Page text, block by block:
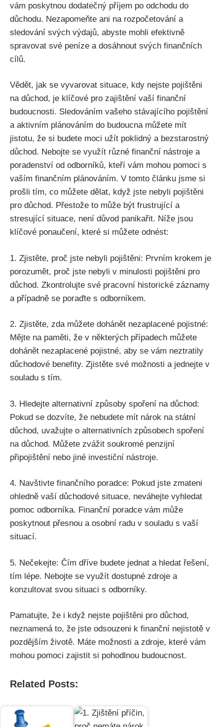
vám poskytnou dodatečný příjem po odchodu do
důchodu. Nezapomeňte ani na rozpočetování a
sledování svých výdajů, abyste mohli efektivně
spravovat své peníze a dosáhnout svých finančních
cílů.
Vědět, jak se vyvarovat situace, kdy nejste pojištěni
na důchod, je klíčové pro zajištění vaší finanční
budoucnosti. Sledováním vašeho stávajícího pojištění
a aktivním plánováním do budoucna můžete mít
jistotu, že si budete moci užít poklidný a bezstarostný
důchod. Nebojte se využít různé finanční nástroje a
poradenství od odborníků, kteří vám mohou pomoci s
vaším finančním plánováním. V tomto článku jsme si
prošli tím, co můžete dělat, když jste nebyli pojištěni
pro důchod. Přestože to může být frustrující a
stresující situace, není důvod panikařit. Níže jsou
klíčové ponaučení, které si můžete odnést:
1. Zjistěte, proč jste nebyli pojištěni: Prvním krokem je
porozumět, proč jste nebyli v minulosti pojištěni pro
důchod. Zkontrolujte své pracovní historické záznamy
a případně se poraďte s odborníkem.
2. Zjistěte, zda můžete dohánět nezaplacené pojistné:
Mějte na paměti, že v některých případech můžete
dohánět nezaplacené pojistné, aby se vám neztratily
důchodové benefity. Zjistěte své možnosti a jednejte v
souladu s tím.
3. Hledejte alternativní způsoby spoření na důchod:
Pokud se dozvíte, že nebudete mít nárok na státní
důchod, uvažujte o alternativních způsobech spoření
na důchod. Můžete zvážit soukromé penzijní
připojištění nebo jiné investiční nástroje.
4. Navštivte finančního poradce: Pokud jste zmateni
ohledně vaší důchodové situace, neváhejte vyhledat
pomoc odborníka. Finanční poradce vám může
poskytnout přesnou a osobní radu v souladu s vaší
situací.
5. Nečekejte: Čím dříve budete jednat a hledat řešení,
tím lépe. Nebojte se využít dostupné zdroje a
konzultovat svou situaci s odborníky.
Pamatujte, že i když nejste pojištěni pro důchod,
neznamená to, že jste odsouzeni k finanční nejistotě v
pozdějším životě. Máte možnosti a zdroje, které vám
mohou pomoci zajistit si pohodlnou budoucnost.
Related Posts: